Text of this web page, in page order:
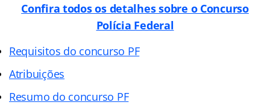
Confira todos os detalhes sobre o Concurso
Polícia Federal
Requisitos do concurso PF
Atribuições
Resumo do concurso PF